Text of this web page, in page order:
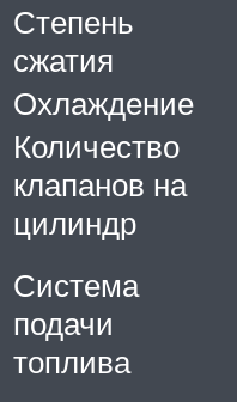
Степень
сжатия
Охлаждение
Количество
клапанов на
цилиндр
Система
подачи
топлива